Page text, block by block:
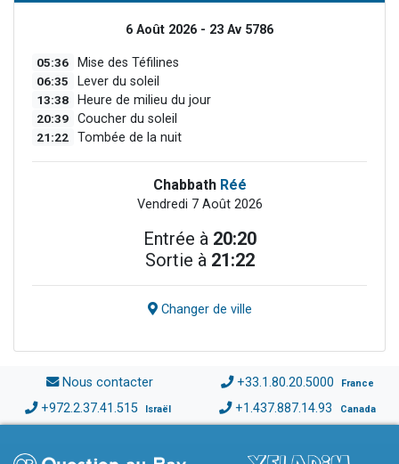
6 Août 2026 - 23 Av 5786
05:36 Mise des Téfilines
06:35 Lever du soleil
13:38 Heure de milieu du jour
20:39 Coucher du soleil
21:22 Tombée de la nuit
Chabbath Réé
Vendredi 7 Août 2026
Entrée à 20:20
Sortie à 21:22
Changer de ville
Nous contacter +33.1.80.20.5000 France
+972.2.37.41.515 Israël +1.437.887.14.93 Canada